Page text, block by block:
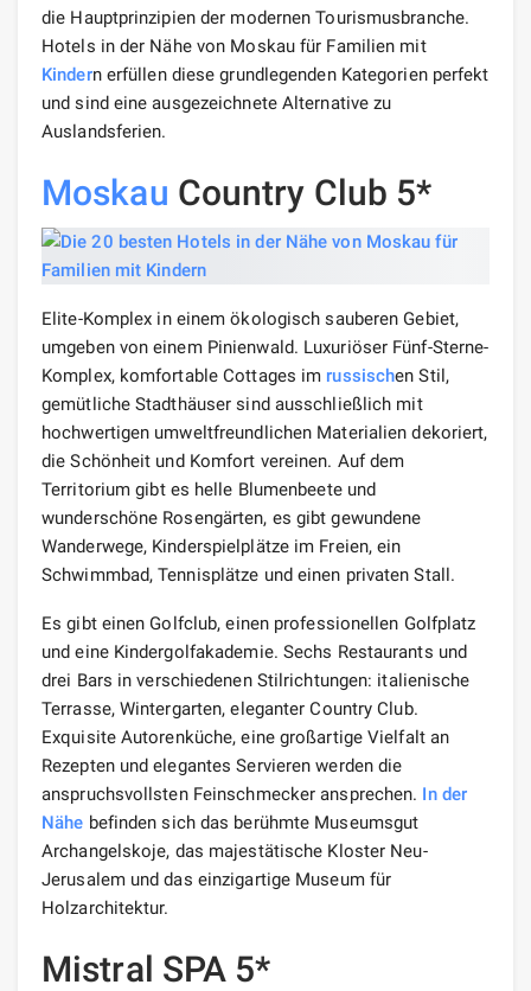
die Hauptprinzipien der modernen Tourismusbranche.
Hotels in der Nähe von Moskau für Familien mit
Kindern erfüllen diese grundlegenden Kategorien perfekt
und sind eine ausgezeichnete Alternative zu
Auslandsferien.
Moskau Country Club 5*
Elite-Komplex in einem ökologisch sauberen Gebiet,
umgeben von einem Pinienwald. Luxuriöser Fünf-Sterne-
Komplex, komfortable Cottages im russischen Stil,
gemütliche Stadthäuser sind ausschließlich mit
hochwertigen umweltfreundlichen Materialien dekoriert,
die Schönheit und Komfort vereinen. Auf dem
Territorium gibt es helle Blumenbeete und
wunderschöne Rosengärten, es gibt gewundene
Wanderwege, Kinderspielplätze im Freien, ein
Schwimmbad, Tennisplätze und einen privaten Stall.
Es gibt einen Golfclub, einen professionellen Golfplatz
und eine Kindergolfakademie. Sechs Restaurants und
drei Bars in verschiedenen Stilrichtungen: italienische
Terrasse, Wintergarten, eleganter Country Club.
Exquisite Autorenküche, eine großartige Vielfalt an
Rezepten und elegantes Servieren werden die
anspruchsvollsten Feinschmecker ansprechen. In der
Nähe befinden sich das berühmte Museumsgut
Archangelskoje, das majestätische Kloster Neu-
Jerusalem und das einzigartige Museum für
Holzarchitektur.
Mistral SPA 5*